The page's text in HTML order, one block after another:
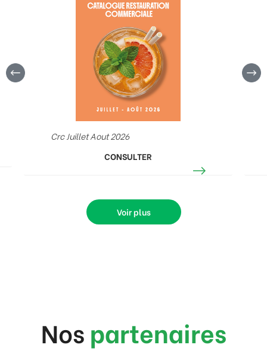
Crc Juillet Aout 2026
CONSULTER
Voir plus
Nos partenaires